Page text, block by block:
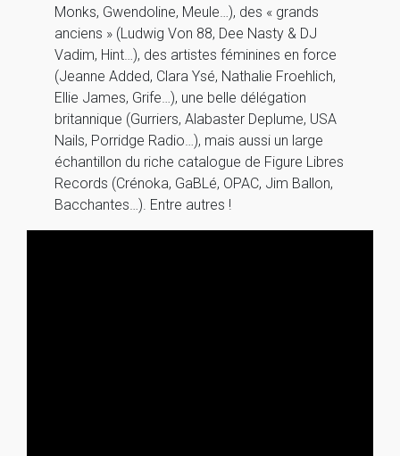
Monks, Gwendoline, Meule…), des « grands
anciens » (Ludwig Von 88, Dee Nasty & DJ
Vadim, Hint…), des artistes féminines en force
(Jeanne Added, Clara Ysé, Nathalie Froehlich,
Ellie James, Grife…), une belle délégation
britannique (Gurriers, Alabaster Deplume, USA
Nails, Porridge Radio…), mais aussi un large
échantillon du riche catalogue de Figure Libres
Records (Crénoka, GaBLé, OPAC, Jim Ballon,
Bacchantes…). Entre autres !